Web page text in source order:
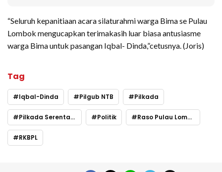
“Seluruh kepanitiaan acara silaturahmi warga Bima se Pulau
Lombok mengucapkan terimakasih luar biasa antusiasme
warga Bima untuk pasangan Iqbal- Dinda,”cetusnya. (Joris)
Tag
Iqbal-Dinda Pilgub NTB Pilkada
Pilkada Serentak 2024 Politik Raso Pulau Lombok
RKBPL